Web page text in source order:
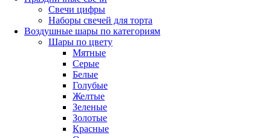
Свечи цифры
Наборы свечей для торта
Воздушные шары по категориям
Шары по цвету
Мятные
Серые
Белые
Голубые
Желтые
Зеленые
Золотые
Красные